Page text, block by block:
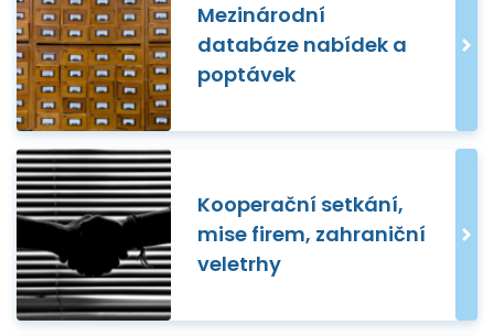
Mezinárodní
databáze nabídek a
poptávek
Kooperační setkání,
mise firem, zahraniční
veletrhy